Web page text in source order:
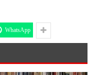
WhatsApp